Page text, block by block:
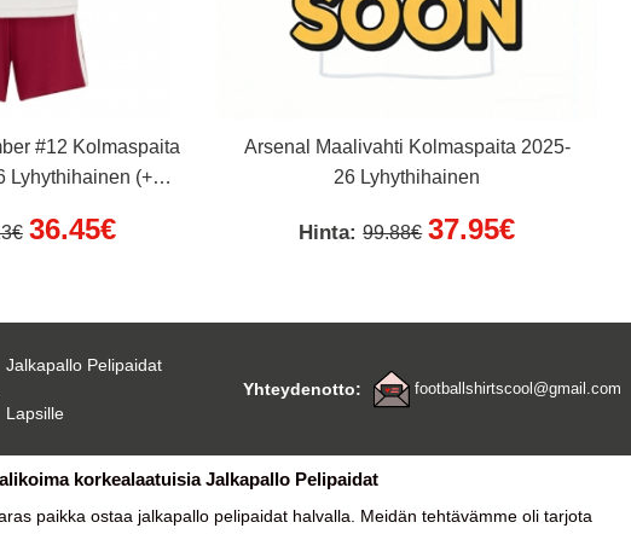
#12 Kolmaspaita
Lyhythihainen (+
36.45€
Arsenal Maalivahti Kolmaspaita 2025-
26 Lyhythihainen
Hinta:99.88€ 37.95€
Jalkapallo Pelipaidat
Lapsille
Yhteydenotto: footballshirtscool@gmail.com
korkealaatuisia Jalkapallo Pelipaidat
paikka ostaa jalkapallo pelipaidat halvalla. Meidän tehtävämme oli tarjota